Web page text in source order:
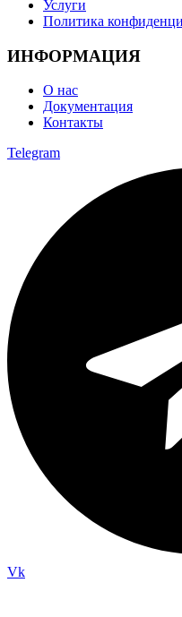
Услуги
Политика
ИНФОРМАЦИЯ
О нас
Документация
Контакты
Telegram
Vk